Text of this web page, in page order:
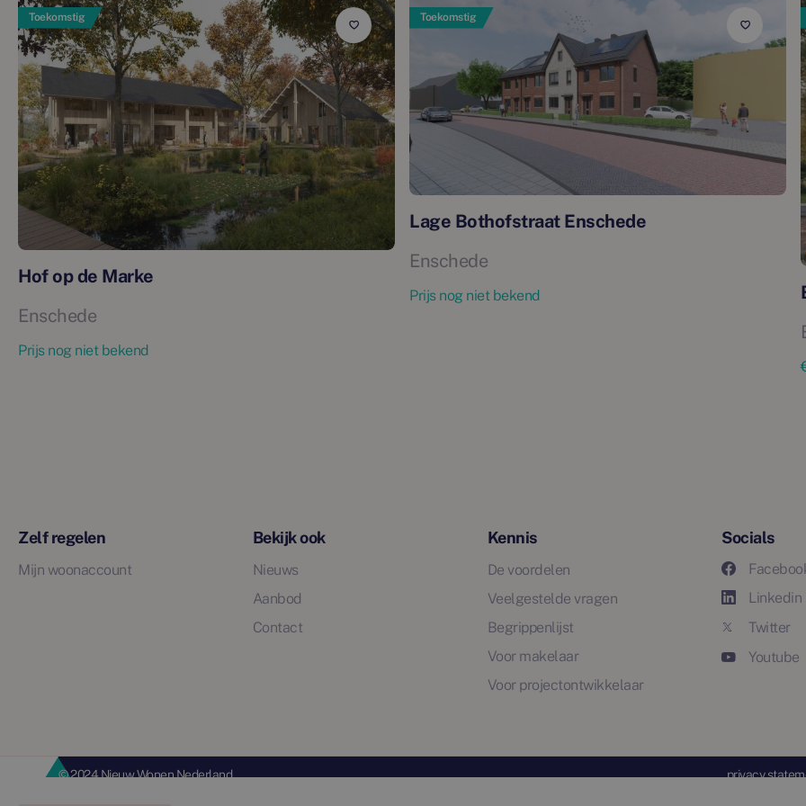
Toekomstig
Hof op de Marke
Enschede
Prijs nog niet bekend
Toekomstig
Lage Bothofstraat Enschede
Enschede
Prijs nog niet bekend
Zelf regelen
Mijn woonaccount
Bekijk ook
Nieuws
Aanbod
Contact
Kennis
De voordelen
Veelgestelde vragen
Begrippenlijst
Voor makelaar
Voor projectontwikkelaar
Socials
Linkedin
Twitter
Youtube
© 2024 Nieuw Wonen Nederland privacy